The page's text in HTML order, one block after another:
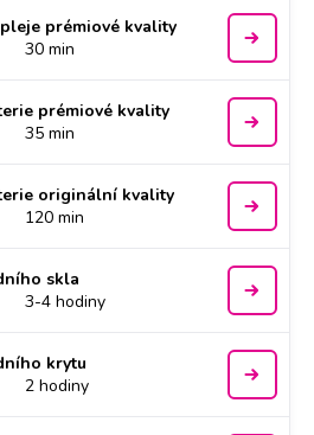
prémiové kvality
30 min
prémiové kvality
35 min
originální kvality
120 min
skla
3-4 hodiny
krytu
2 hodiny